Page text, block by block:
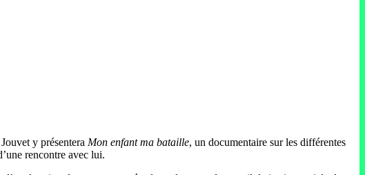
y présentera Mon enfant ma bataille, un documentaire sur les différentes
rencontre avec lui.